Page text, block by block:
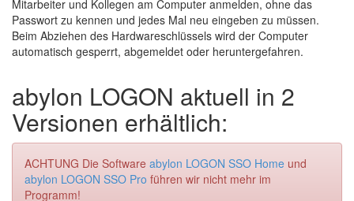
Mitarbeiter und Kollegen am Computer anmelden, ohne das
Passwort zu kennen und jedes Mal neu eingeben zu müssen.
Beim Abziehen des Hardwareschlüssels wird der Computer
automatisch gesperrt, abgemeldet oder heruntergefahren.
abylon LOGON aktuell in 2
Versionen erhältlich:
ACHTUNG Die Software abylon LOGON SSO Home und
abylon LOGON SSO Pro führen wir nicht mehr im
Programm!